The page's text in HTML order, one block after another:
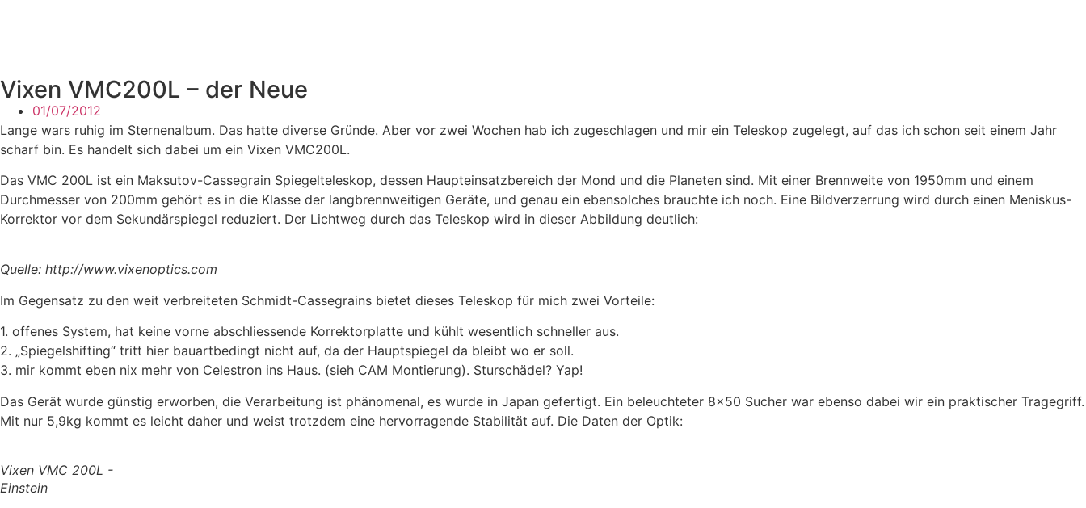
Vixen VMC200L – der Neue
01/07/2012
Lange wars ruhig im Sternenalbum. Das hatte diverse Gründe. Aber vor zwei Wochen hab ich zugeschlagen und mir ein Teleskop zugelegt, auf das ich schon seit einem Jahr
scharf bin. Es handelt sich dabei um ein Vixen VMC200L.
Das VMC 200L ist ein Maksutov-Cassegrain Spiegelteleskop, dessen Haupteinsatzbereich der Mond und die Planeten sind. Mit einer Brennweite von 1950mm und einem
Durchmesser von 200mm gehört es in die Klasse der langbrennweitigen Geräte, und genau ein ebensolches brauchte ich noch. Eine Bildverzerrung wird durch einen Meniskus-
Korrektor vor dem Sekundärspiegel reduziert. Der Lichtweg durch das Teleskop wird in dieser Abbildung deutlich:
Quelle: http://www.vixenoptics.com
Im Gegensatz zu den weit verbreiteten Schmidt-Cassegrains bietet dieses Teleskop für mich zwei Vorteile:
1. offenes System, hat keine vorne abschliessende Korrektorplatte und kühlt wesentlich schneller aus.
2. „Spiegelshifting“ tritt hier bauartbedingt nicht auf, da der Hauptspiegel da bleibt wo er soll.
3. mir kommt eben nix mehr von Celestron ins Haus. (sieh CAM Montierung). Sturschädel? Yap!
Das Gerät wurde günstig erworben, die Verarbeitung ist phänomenal, es wurde in Japan gefertigt. Ein beleuchteter 8×50 Sucher war ebenso dabei wir ein praktischer Tragegriff.
Mit nur 5,9kg kommt es leicht daher und weist trotzdem eine hervorragende Stabilität auf. Die Daten der Optik:
Vixen VMC 200L -
Einstein